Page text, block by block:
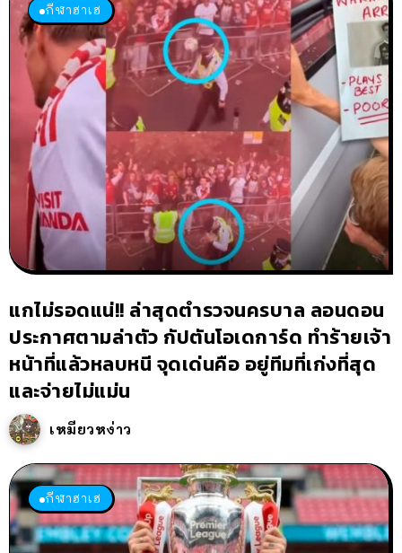
กีฬาฮาเฮ
แกไม่รอดแน่!! ล่าสุดตำรวจนครบาล ลอนดอน
ประกาศตามล่าตัว กัปตันโอเดการ์ด ทำร้ายเจ้า
หน้าที่แล้วหลบหนี จุดเด่นคือ อยู่ทีมที่เก่งที่สุด
และจ่ายไม่แม่น
เหมียวหง่าว
กีฬาฮาเฮ